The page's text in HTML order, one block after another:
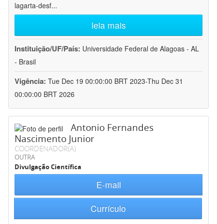
lagarta-desf...
leia mais
Instituição/UF/País: Universidade Federal de Alagoas - AL
- Brasil
Vigência: Tue Dec 19 00:00:00 BRT 2023-Thu Dec 31
00:00:00 BRT 2026
Antonio Fernandes
Nascimento Junior
COORDENADOR(A)
OUTRA
Divulgação Científica
E-mail
Currículo